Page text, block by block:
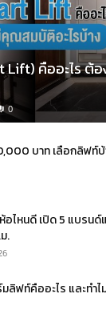
Lift) คืออะไร
0
บาท เลือกลิฟท์
ไหนดี เปิด 5 แบรนด์
.
ฟท์คืออะไร และทำไ